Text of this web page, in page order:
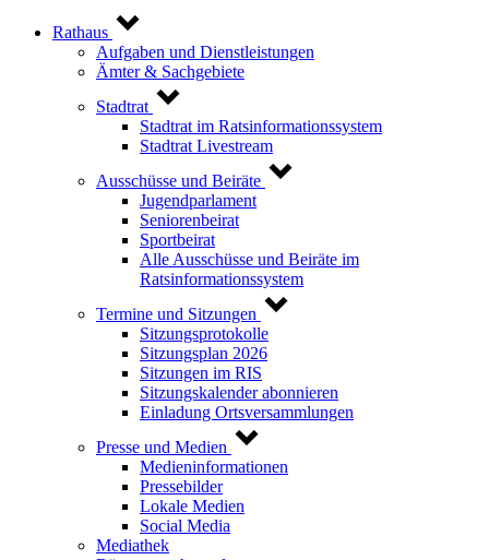
Rathaus
Aufgaben und Dienstleistungen
Ämter & Sachgebiete
Stadtrat
Stadtrat im Ratsinformationssystem
Stadtrat Livestream
Ausschüsse und Beiräte
Jugendparlament
Seniorenbeirat
Sportbeirat
Alle Ausschüsse und Beiräte im
Ratsinformationssystem
Termine und Sitzungen
Sitzungsprotokolle
Sitzungsplan 2026
Sitzungen im RIS
Sitzungskalender abonnieren
Einladung Ortsversammlungen
Presse und Medien
Medieninformationen
Pressebilder
Lokale Medien
Social Media
Mediathek